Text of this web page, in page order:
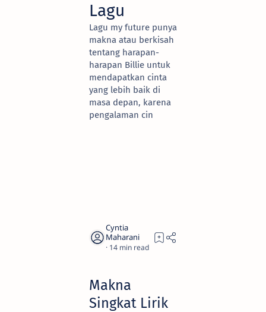
Lagu
Lagu my future punya
makna atau berkisah
tentang harapan-
harapan Billie untuk
mendapatkan cinta
yang lebih baik di
masa depan, karena
pengalaman cin
14
Makna
Singkat Lirik